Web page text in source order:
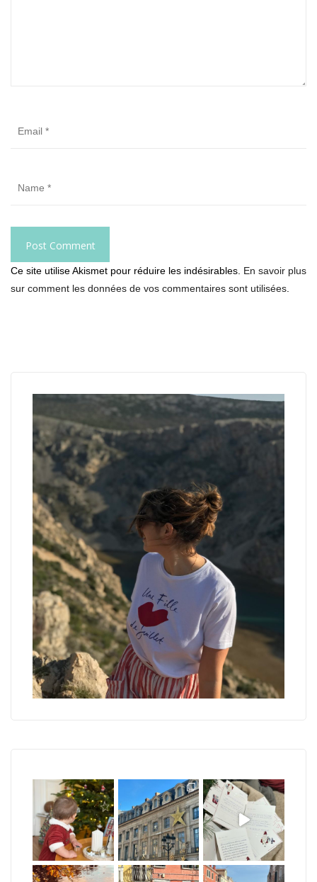
Ce site utilise Akismet pour réduire les indésirables. En savoir plus
sur comment les données de vos commentaires sont utilisées